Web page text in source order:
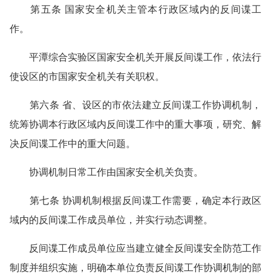
第五条 国家安全机关主管本行政区域内的反间谍工
作。
平潭综合实验区国家安全机关开展反间谍工作，依法行
使设区的市国家安全机关有关职权。
第六条 省、设区的市依法建立反间谍工作协调机制，
统筹协调本行政区域内反间谍工作中的重大事项，研究、解
决反间谍工作中的重大问题。
协调机制日常工作由国家安全机关负责。
第七条 协调机制根据反间谍工作需要，确定本行政区
域内的反间谍工作成员单位，并实行动态调整。
反间谍工作成员单位应当建立健全反间谍安全防范工作
制度并组织实施，明确本单位负责反间谍工作协调机制的部